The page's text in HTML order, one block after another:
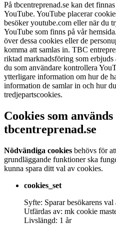
På tbcentreprenad.se kan det
YouTube. YouTube placerar
besöker youtube.com eller när du
YouTube som finns på vår
över dessa cookies eller de
komma att samlas in. TBC
riktad marknadsföring som
du som användare kontrollera
ytterligare information om hur de
information de samlar in och hur
tredjepartscookies.
Cookies som används
tbcentreprenad.se
Nödvändiga cookies behövs för
grundläggande funktioner ska
kunna spara ditt val av cookies.
cookies_set
Syfte: Sparar besökarens val
Utfärdas av: mk cookie
Livslängd: 1 år